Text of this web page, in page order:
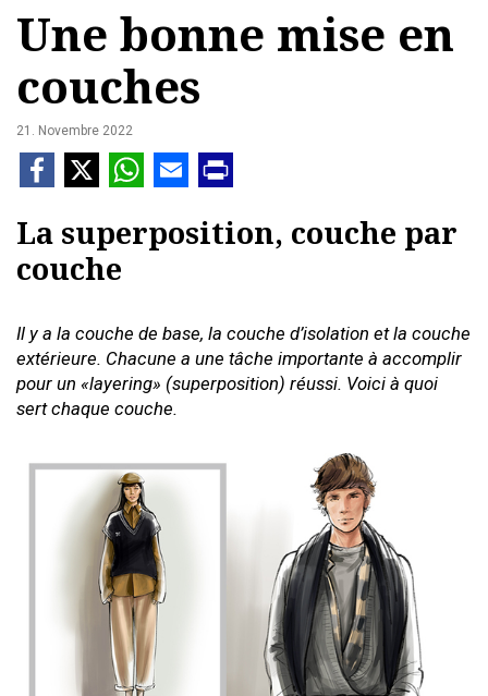
Une bonne mise en
couches
21. Novembre 2022
La superposition, couche par
couche
Il y a la couche de base, la couche d’isolation et la couche
extérieure. Chacune a une tâche importante à accomplir
pour un «layering» (superposition) réussi. Voici à quoi
sert chaque couche.